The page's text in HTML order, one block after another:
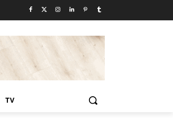
TV